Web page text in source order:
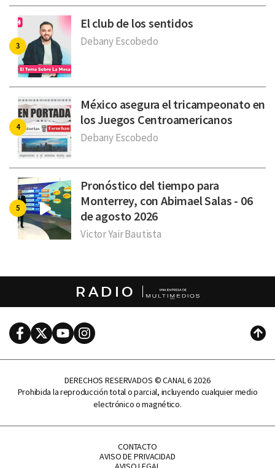
El club de los sentidos
Debany Escobedo
México asegura el tricampeonato en
los Juegos Centroamericanos
Debany Escobedo
Pronóstico del tiempo para
Monterrey, con Abimael Salas - 06
de agosto 2026
Victor Yair Bautista
RADIO
FacebookTwitterYoutubeInstagram
DERECHOS RESERVADOS © CANAL 6 2026
Prohibida la reproducción total o parcial, incluyendo cualquier medio
electrónico o magnético.
CONTACTO
AVISO DE PRIVACIDAD